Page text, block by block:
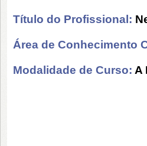
Título do Profissional:
Área de Conhecimento
Modalidade de Curso: A